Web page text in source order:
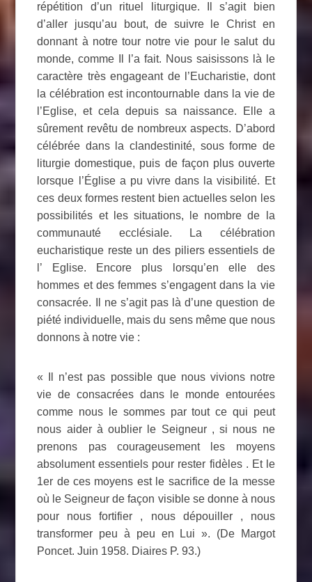
répétition d’un rituel liturgique. Il s’agit bien
d’aller jusqu’au bout, de suivre le Christ en
donnant à notre tour notre vie pour le salut du
monde, comme Il l’a fait. Nous saisissons là le
caractère très engageant de l’Eucharistie, dont
la célébration est incontournable dans la vie de
l’Eglise, et cela depuis sa naissance. Elle a
sûrement revêtu de nombreux aspects. D’abord
célébrée dans la clandestinité, sous forme de
liturgie domestique, puis de façon plus ouverte
lorsque l’Église a pu vivre dans la visibilité. Et
ces deux formes restent bien actuelles selon les
possibilités et les situations, le nombre de la
communauté ecclésiale. La célébration
eucharistique reste un des piliers essentiels de
l’ Eglise. Encore plus lorsqu’en elle des
hommes et des femmes s’engagent dans la vie
consacrée. Il ne s’agit pas là d’une question de
piété individuelle, mais du sens même que nous
donnons à notre vie :
« Il n’est pas possible que nous vivions notre
vie de consacrées dans le monde entourées
comme nous le sommes par tout ce qui peut
nous aider à oublier le Seigneur , si nous ne
prenons pas courageusement les moyens
absolument essentiels pour rester fidèles . Et le
1er de ces moyens est le sacrifice de la messe
où le Seigneur de façon visible se donne à nous
pour nous fortifier , nous dépouiller , nous
transformer peu à peu en Lui ». (De Margot
Poncet. Juin 1958. Diaires P. 93.)